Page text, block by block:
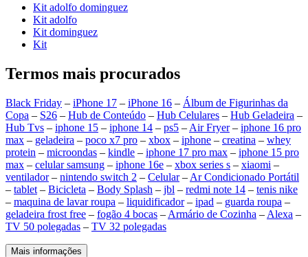
Kit adolfo dominguez
Kit adolfo
Kit dominguez
Kit
Termos mais procurados
Black Friday – iPhone 17 – iPhone 16 – Álbum de Figurinhas da
Copa – S26 – Hub de Conteúdo – Hub Celulares – Hub Geladeira –
Hub Tvs – iphone 15 – iphone 14 – ps5 – Air Fryer– iphone 16 pro
max – geladeira – poco x7 pro – xbox – iphone – creatina – whey
protein – microondas – kindle – iphone 17 pro max – iphone 15 pro
max – celular samsung – iphone 16e – xbox series s – xiaomi –
ventilador– nintendo switch 2 – Celular– Ar Condicionado Portátil
– tablet – Bicicleta – Body Splash – jbl – redmi note 14 – tenis nike
– maquina de lavar roupa – liquidificador– ipad – guarda roupa –
geladeira frost free – fogão 4 bocas – Armário de Cozinha – Alexa –
TV 50 polegadas – TV 32 polegadas
Mais informações